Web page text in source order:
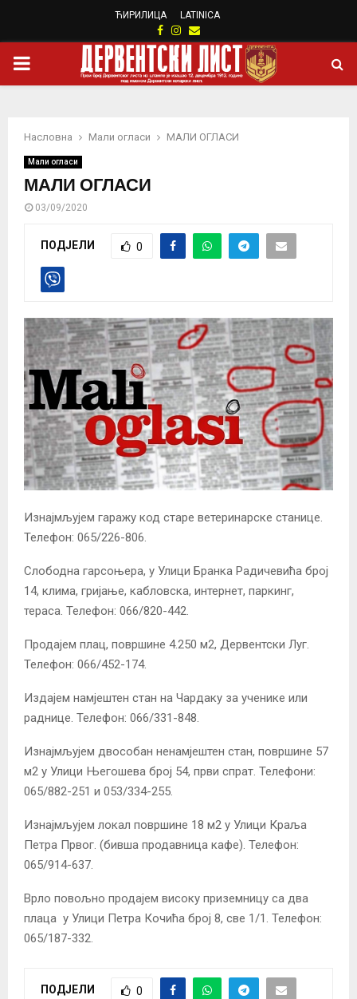
ЋИРИЛИЦА LATINICA
Facebook
Instagram
Email
PRIMARY
Насловна Мали огласи МАЛИ ОГЛАСИ
Мали огласи
МАЛИ ОГЛАСИ
03/09/2020
ПОДЈЕЛИ 0
Изнајмљујем гаражу код старе ветеринарске станице.
Телефон: 065/226-806.
Слободна гарсоњера, у Улици Бранка Радичевића број
14, клима, гријање, кабловска, интернет, паркинг,
тераса. Телефон: 066/820-442.
Продајем плац, површине 4.250 м2, Дервентски Луг.
Телефон: 066/452-174.
Издајем намјештен стан на Чардаку за ученике или
раднице. Телефон: 066/331-848.
Изнајмљујем двособан ненамјештен стан, површине 57
м2 у Улици Његошева број 54, први спрат. Телефони:
065/882-251 и 053/334-255.
Изнајмљујем локал површине 18 м2 у Улици Краља
Петра Првог. (бивша продавница кафе). Телефон:
065/914-637.
Врло повољно продајем високу приземницу са два
плаца у Улици Петра Кочића број 8, све 1/1. Телефон:
065/187-332.
ПОДЈЕЛИ 0